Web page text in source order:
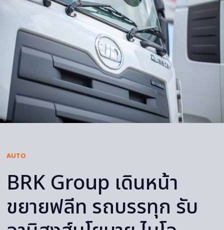
AUTO
BRK Group เดินหน้า
ขยายฟลีท รถบรรทุก รับ